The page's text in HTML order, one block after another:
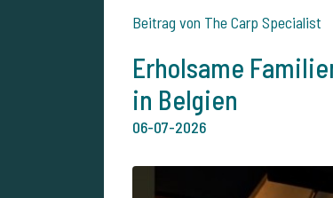
Beitrag von The Carp Specialist
Erholsame
in Belgien
06-07-2026